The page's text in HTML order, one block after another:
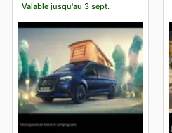
Valable jusqu'au 3 sept.